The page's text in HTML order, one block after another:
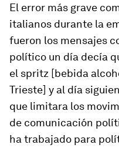
El error más grave
italianos durante la
fueron los mensajes
político un día decía
el spritz [bebida
Trieste] y al día
que limitara los
de comunicación
ha trabajado para